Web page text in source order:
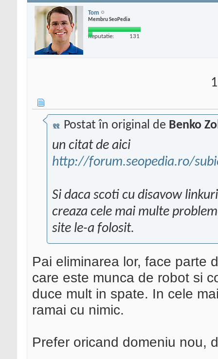
Tom
Membru SeoPedia
Reputatie: 131
Postat în original de Benko
un citat de aici
http://forum.seopedia.ro/
Si daca scoti cu disavow
creaza cele mai multe
site le-a folosit.
Pai eliminarea lor, face parte
care este munca de robot si
duce mult in spate. In cele
ramai cu nimic.
Prefer oricand domeniu nou,